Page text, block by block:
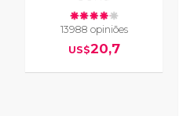
13988 opiniões
US$20,7